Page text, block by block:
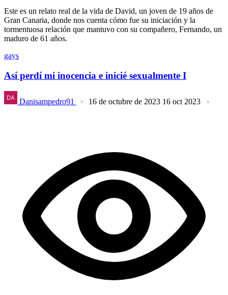
Este es un relato real de la vida de David, un joven de 19 años de
Gran Canaria, donde nos cuenta cómo fue su iniciación y la
tormentuosa relación que mantuvo con su compañero, Fernando, un
maduro de 61 años.
gays
Así perdí mi inocencia e inicié sexualmente I
Danisampedro91 16 de octubre de 2023 16 oct 2023